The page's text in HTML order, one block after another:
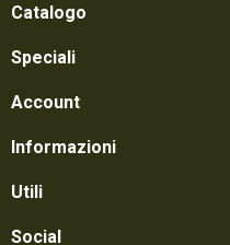
Catalogo
Speciali
Account
Informazioni
Utili
Social